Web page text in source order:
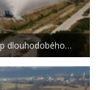
dlouhodobého…